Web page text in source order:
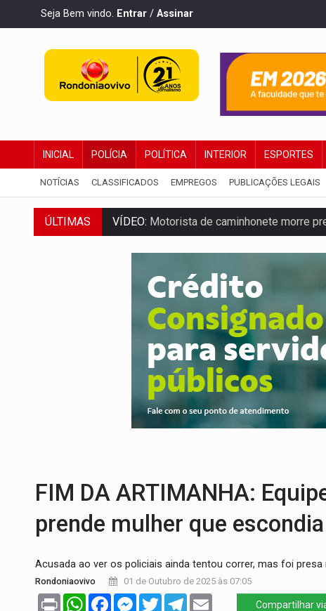
Seja Bem vindo. Entrar / Assinar
INICIAL POLÍCIA POLÍTICA INTERIOR ESPORTES
NOTÍCIAS CLASSIFICADOS EMPREGOS PUBLICAÇÕES LEGAIS
ÚLTIMAS
VÍDEO: Motorista de caminhonete morre
FTICCO e Força Tática prendem
INCLUSÃO: Prefeitura fortalece parceria
DEFESA:Exército testa inovações no
TEMAS SOCIOAMBIENTAIS:Em Itapuã do
PREVISÃO: Interior de Rondônia terá
INFRAESTRUTURA:Após quase 30 anos de
FIM DA ARTIMANHA:
prende mulher que
Acusada ao ver os policiais ainda tentou correr, mas foi presa
Rondoniaovivo 01 de Outubro de 2025 às 07:05
Print WhatsAppFacebookMessenger
TwitterTelegram Compartilhar